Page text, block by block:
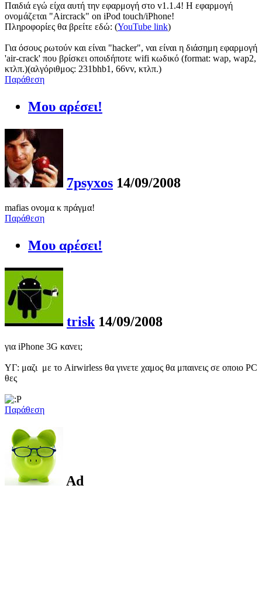
Παιδιά εγώ είχα αυτή την εφαρμογή στο v1.1.4! Η εφαρμογή
ονομάζεται "Aircrack" on iPod touch/iPhone!
Πληροφορίες θα βρείτε εδώ: (YouTube link)
Για όσους ρωτούν και είναι "hacker", ναι είναι η διάσημη εφαρμογή
'air-crack' που βρίσκει οποιδήποτε wifi κωδικό (format: wap, wap2,
κτλπ.)(αλγόριθμος: 231bhb1, 66vv, κτλπ.)
Παράθεση
Μου αρέσει!
7psyxos 14/09/2008
mafias ονομα κ πράγμα!
Παράθεση
Μου αρέσει!
trisk 14/09/2008
για iPhone 3G κανει;
ΥΓ: μαζι με το Airwirless θα γινετε χαμος θα μπαινεις σε οποιο PC
θες
Παράθεση
Ad